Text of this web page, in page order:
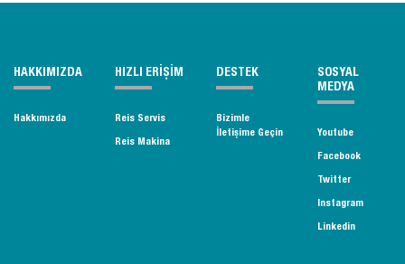
HAKKIMIZDA
Hakkımızda
HIZLI ERİŞİM
Reis Servis
Reis Makina
DESTEK
Bizimle
İletişime Geçin
SOSYAL
MEDYA
Youtube
Facebook
Twitter
Instagram
Linkedin